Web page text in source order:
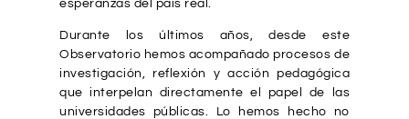
esperanzas del país real.
Durante los últimos años, desde este
Observatorio hemos acompañado procesos de
investigación, reflexión y acción pedagógica
que interpelan directamente el papel de las
universidades públicas. Lo hemos hecho no